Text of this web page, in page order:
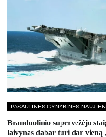
PASAULINĖS GYNYBINĖS
Branduolinio supervežėjo
laivynas dabar turi dar vieną